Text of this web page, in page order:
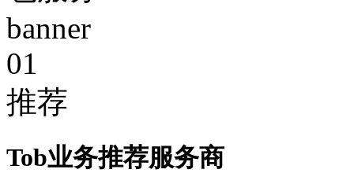
01
推荐
Tob业务推荐服务商